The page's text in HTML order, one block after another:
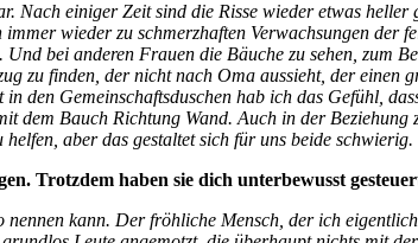
einiger Zeit sind die Risse wieder etwas
wieder zu schmerzhaften Verwachsungen der
bei anderen Frauen die Bäuche zu sehen, zum
zu finden, der nicht nach Oma aussieht, der einen
Gemeinschaftsduschen hab ich das Gefühl,
dem Bauch Richtung Wand. Auch in der
aber das gestaltet sich für uns beide schwierig.
Trotzdem haben sie dich unterbewusst
kann. Der fröhliche Mensch, der ich